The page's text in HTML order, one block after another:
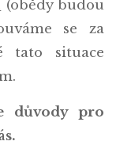
(obědy budou
se za
tato situace
důvody pro